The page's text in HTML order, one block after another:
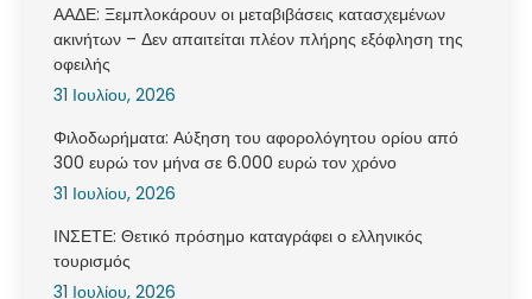
ΑΑΔΕ: Ξεμπλοκάρουν οι μεταβιβάσεις κατασχεμένων
ακινήτων – Δεν απαιτείται πλέον πλήρης εξόφληση της
οφειλής
31 Ιουλίου, 2026
Φιλοδωρήματα: Αύξηση του αφορολόγητου ορίου από
300 ευρώ τον μήνα σε 6.000 ευρώ τον χρόνο
31 Ιουλίου, 2026
ΙΝΣΕΤΕ: Θετικό πρόσημο καταγράφει ο ελληνικός
τουρισμός
31 Ιουλίου, 2026